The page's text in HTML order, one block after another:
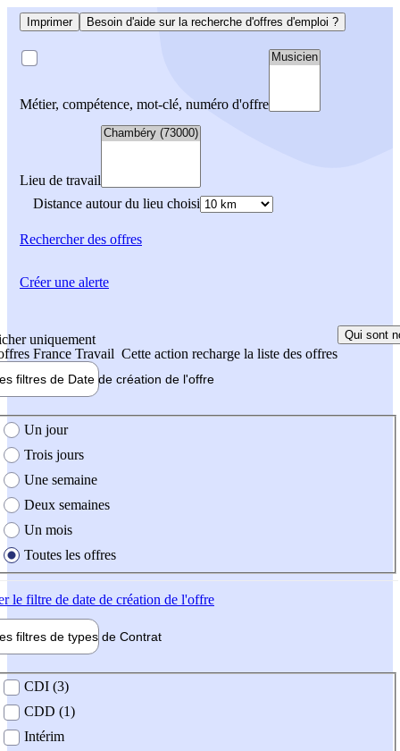
Imprimer Besoin d'aide sur la recherche d'offres d'emploi ?
Métier, compétence, mot-clé, numéro d'offre
Lieu de travail
Distance autour du lieu choisi
Rechercherdes offres
uniquement
France Travail Cette action recharge la liste des offres
Qui sont
filtres de Date de création de l'offre
création de l'offre
Un jour
Trois jours
Une semaine
Deux semaines
Un mois
Toutes les offres
le filtre de date de création de l'offre
filtres de types de Contrat
contrat
CDI (3)
CDD (1)
Intérim
Créer une alerte